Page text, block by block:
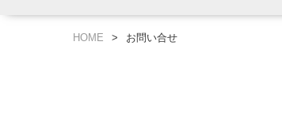
HOME > お問い合せ